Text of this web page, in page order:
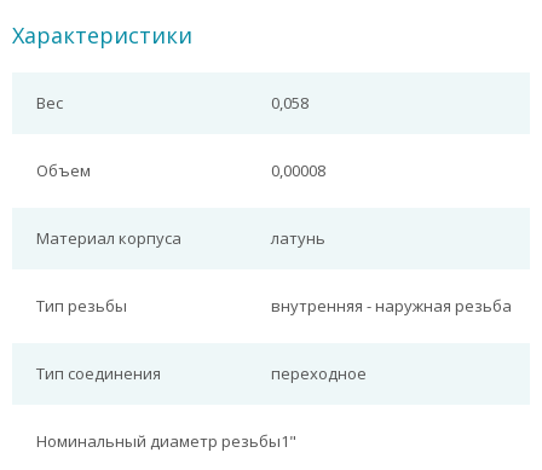
Характеристики
Вес 0,058
Объем 0,00008
Материал корпуса латунь
Тип резьбы внутренняя - наружная резьба
Тип соединения переходное
Номинальный диаметр резьбы1"